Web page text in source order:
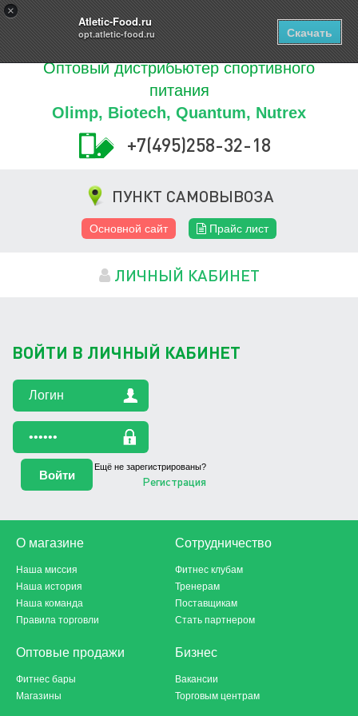
×
Atletic-Food.ru
opt.atletic-food.ru Скачать
0ТОВАРОВ
Купить
Оптовый дистрибьютер спортивного
питания
Olimp, Biotech, Quantum, Nutrex
+7(495)258-32-18
ПУНКТ САМОВЫВОЗА
Основной сайт Прайс лист
ЛИЧНЫЙ КАБИНЕТ
ВОЙТИ В ЛИЧНЫЙ КАБИНЕТ
Ещё не зарегистрированы?
Регистрация
О магазине
Наша миссия
Наша история
Наша команда
Правила торговли
Сотрудничество
Фитнес клубам
Тренерам
Поставщикам
Стать партнером
Оптовые продажи
Фитнес бары
Магазины
Бизнес
Вакансии
Торговым центрам